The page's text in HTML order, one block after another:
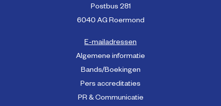
Postbus 281
6040 AG Roermond
E-mailadressen
Algemene informatie
Bands/Boekingen
Pers accreditaties
PR & Communicatie